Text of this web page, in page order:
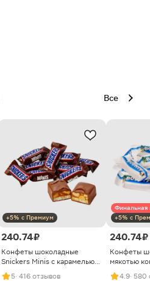
Все
+5% с Премиум
240.74 ₽
Конфеты шоколадные
Snickers Minis с карамелью
арахисом и нугой
5· 416 отзывов
Финальная
+5% с
240.74 ₽
Конфеты
мякотью
4.9· 580